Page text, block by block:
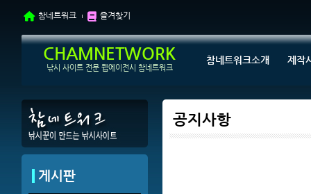
참네트워크 즐겨찾기
CHAMNETWORK
낚시 사이트 전문 웹에이전시 참네트워크
참네트워크소개 제작
공지사항
게시판